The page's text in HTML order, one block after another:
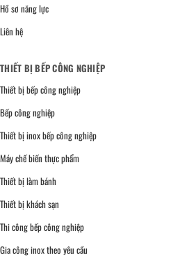
Hồ sơ năng lực
Liên hệ
THIẾT BỊ BẾP CÔNG NGHIỆP
Thiết bị bếp công nghiệp
Bếp công nghiệp
Thiết bị inox bếp công nghiệp
Máy chế biến thực phẩm
Thiết bị làm bánh
Thiết bị khách sạn
Thi công bếp công nghiệp
Gia công inox theo yêu cầu